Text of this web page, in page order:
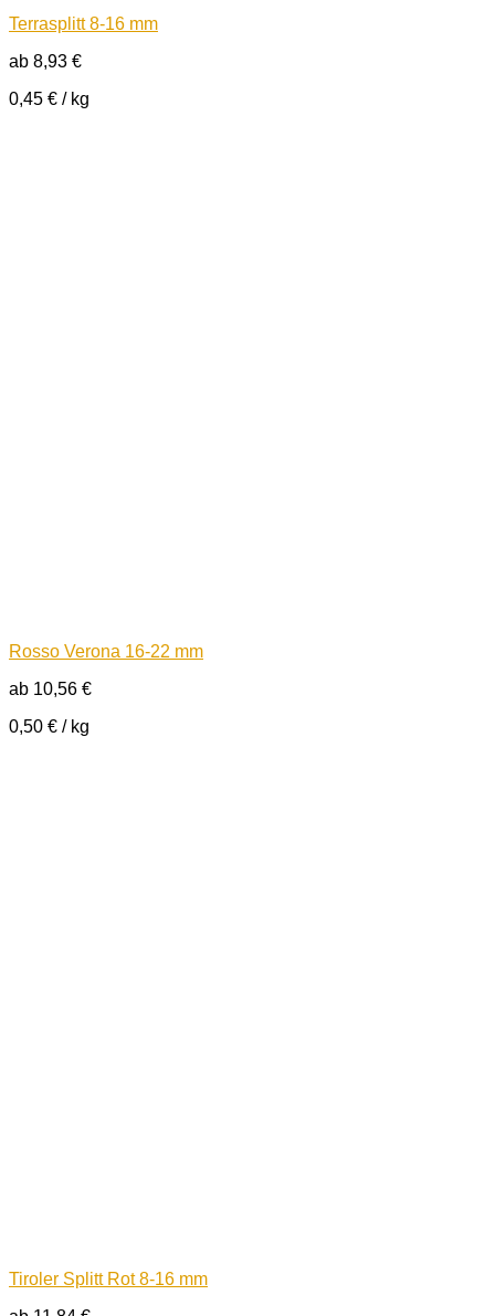
Terrasplitt 8-16 mm
ab 8,93 €
0,45 € / kg
Rosso Verona 16-22 mm
ab 10,56 €
0,50 € / kg
Tiroler Splitt Rot 8-16 mm